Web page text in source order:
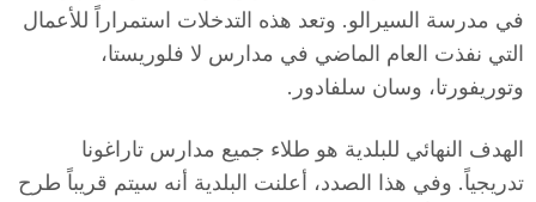
في مدرسة السيرالو. وتعد هذه التدخلات استمراراً للأعمال
التي نفذت العام الماضي في مدارس لا فلوريستا،
وتوريفورتا، وسان سلفادور.
الهدف النهائي للبلدية هو طلاء جميع مدارس تاراغونا
تدريجياً. وفي هذا الصدد، أعلنت البلدية أنه سيتم قريباً طرح